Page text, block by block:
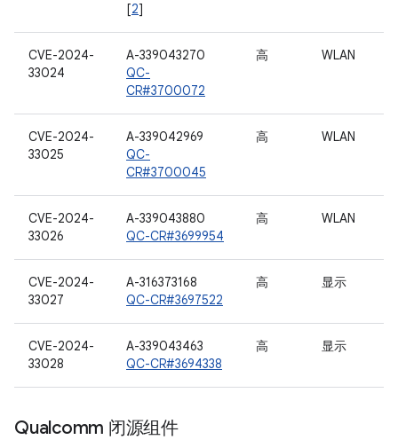
[2]
CVE-2024-
33024
A-339043270
QC-
CR#3700072
高 WLAN
CVE-2024-
33025
A-339042969
QC-
CR#3700045
高 WLAN
CVE-2024-
33026
A-339043880
QC-CR#3699954
高 WLAN
CVE-2024-
33027
A-316373168
QC-CR#3697522
高 显示
CVE-2024-
33028
A-339043463
QC-CR#3694338
高 显示
Qualcomm 闭源组件